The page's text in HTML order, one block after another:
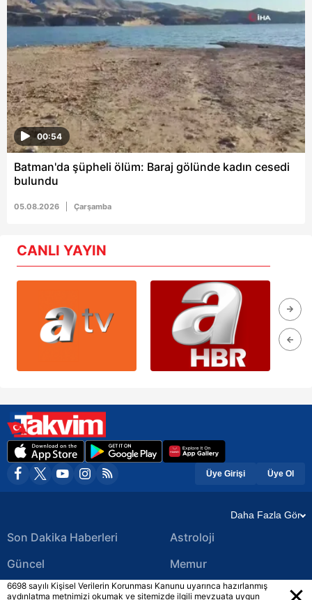
00:54
Batman'da şüpheli ölüm: Baraj gölünde kadın cesedi
bulundu
05.08.2026 Çarşamba
CANLI YAYIN
Üye Girişi Üye Ol
Daha Fazla Gör
Son Dakika Haberleri
Güncel
Ekonomi Haberleri
Astroloji
Memur
Yerel Haberler
6698 sayılı Kişisel Verilerin Korunması Kanunu uyarınca hazırlanmış
aydınlatma metnimizi okumak ve sitemizde ilgili mevzuata uygun